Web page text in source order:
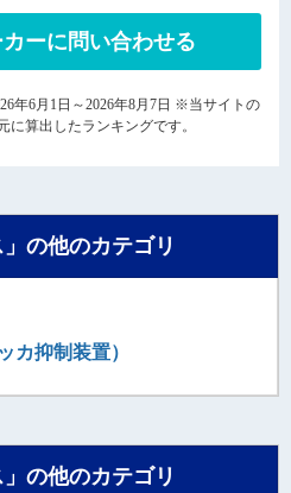
ーに問い合わせる
年6月1日～2026年8月7日 ※当サイトの
に算出したランキングです。
の他のカテゴリ
カ抑制装置）
の他のカテゴリ